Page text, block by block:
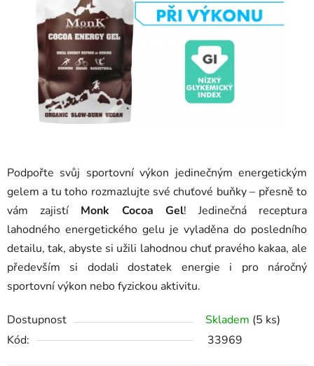
Podpořte svůj sportovní výkon jedinečným energetickým
gelem a tu toho rozmazlujte své chuťové buňky – přesně to
vám zajistí Monk Cocoa Gel! Jedinečná receptura
lahodného energetického gelu je vyladěna do posledního
detailu, tak, abyste si užili lahodnou chuť pravého kakaa, ale
především si dodali dostatek energie i pro náročný
sportovní výkon nebo fyzickou aktivitu.
Dostupnost Skladem (5 ks)
Kód:
33969
hvězdiček.